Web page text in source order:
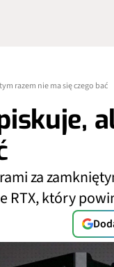
razem nie ma się czego bać
za
który